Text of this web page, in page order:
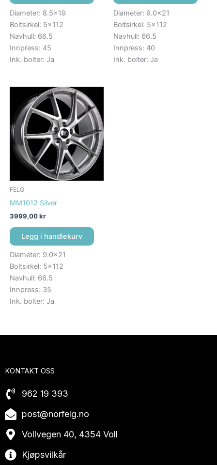
Diameter: 8.5×19
Boltsirkel: 5×112
Navhull: 66.5
Innpress: 45
Ink. bolter: Ja
Diameter: 9.0×21
Boltsirkel: 5×112
Navhull: 66.5
Innpress: 40
Ink. bolter: Ja
FELG
MM1012 Silver
3999,00kr
Legg i handlekurv
Diameter: 9.0×21
Boltsirkel: 5×112
Navhull: 66.5
Innpress: 35
Ink. bolter: Ja
KONTAKT OSS
962 19 393
post@norfelg.no
Vollvegen 40, 4354 Voll
Kjøpsvilkår